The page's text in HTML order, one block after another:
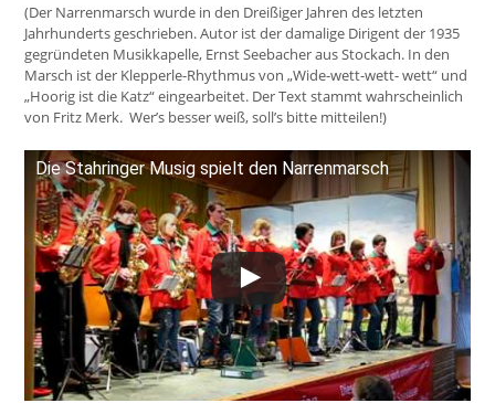
(Der Narrenmarsch wurde in den Dreißiger Jahren des letzten
Jahrhunderts geschrieben. Autor ist der damalige Dirigent der 1935
gegründeten Musikkapelle, Ernst Seebacher aus Stockach. In den
Marsch ist der Klepperle-Rhythmus von „Wide-wett-wett- wett“ und
„Hoorig ist die Katz“ eingearbeitet. Der Text stammt wahrscheinlich
von Fritz Merk. Wer’s besser weiß, soll’s bitte mitteilen!)
Die Stahringer Musig spielt den Narrenmarsch